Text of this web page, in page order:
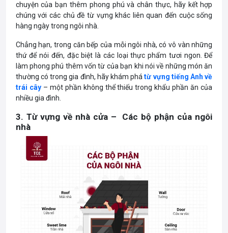
chuyện của bạn thêm phong phú và chân thực, hãy kết hợp
chúng với các chủ đề từ vựng khác liên quan đến cuộc sống
hàng ngày trong ngôi nhà.
Chẳng hạn, trong căn bếp của mỗi ngôi nhà, có vô vàn những
thứ để nói đến, đặc biệt là các loại thực phẩm tươi ngon. Để
làm phong phú thêm vốn từ của bạn khi nói về những món ăn
thường có trong gia đình, hãy khám phátừ vựng tiếng Anh về
trái cây– một phần không thể thiếu trong khẩu phần ăn của
nhiều gia đình.
3. Từ vựng về nhà cửa – Các bộ phận của ngôi
nhà